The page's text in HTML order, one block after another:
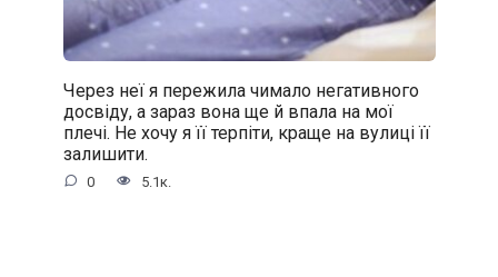
Через неї я пережила чимало негативного
досвіду, а зараз вона ще й впала на мої
плечі. Не хочу я її терпіти, краще на вулиці її
залишити.
0 5.1к.